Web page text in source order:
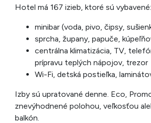
Hotel má 167 izieb, ktoré sú vybavené:
minibar (voda, pivo, čipsy,
sprcha, župany, papuče,
centrálna klimatizácia, TV,
prípravu teplých nápojov, trezor
Wi-Fi, detská postieľka,
Izby sú upratované denne. Eco,
znevýhodnené polohou, veľkosťou
balkón.